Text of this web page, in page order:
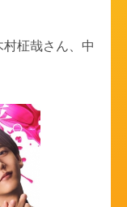
柾哉さん、中